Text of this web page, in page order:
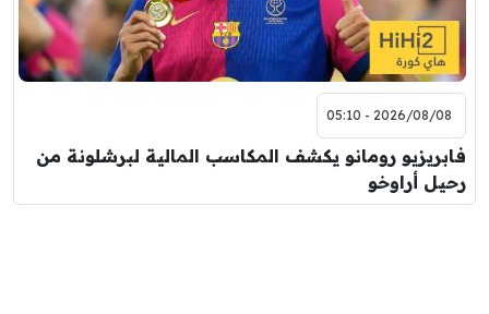
2026/08/08 - 05:10
فابريزيو رومانو يكشف المكاسب المالية لبرشلونة من
رحيل أراوخو